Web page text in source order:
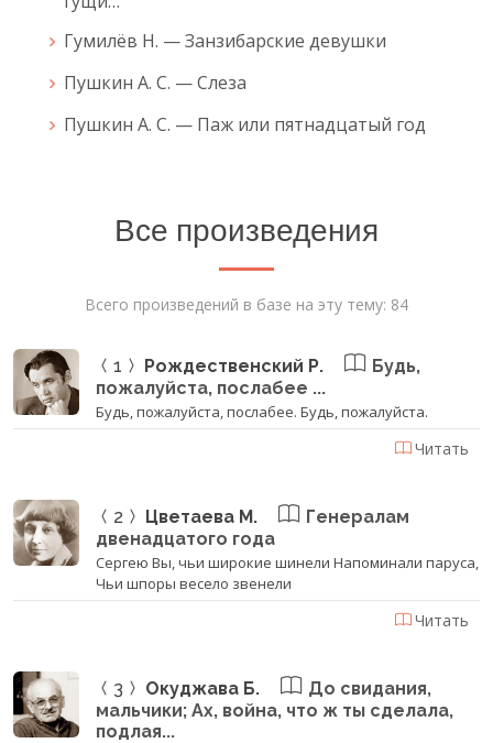
Гумилёв Н. — Занзибарские девушки
Пушкин А. С. — Слеза
Пушкин А. С. — Паж или пятнадцатый год
Все произведения
Всего произведений в базе на эту тему: 84
1 Рождественский Р.
Будь,
пожалуйста, послабее ...
Будь, пожалуйста, послабее. Будь, пожалуйста.
Читать
2 Цветаева М.
Генералам
двенадцатого года
Сергею Вы, чьи широкие шинели Напоминали паруса,
Чьи шпоры весело звенели
Читать
3 Окуджава Б.
До свидания,
мальчики; Ах, война, что ж ты сделала,
подлая...